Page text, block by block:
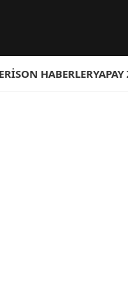
SON HABERLERYAPAY